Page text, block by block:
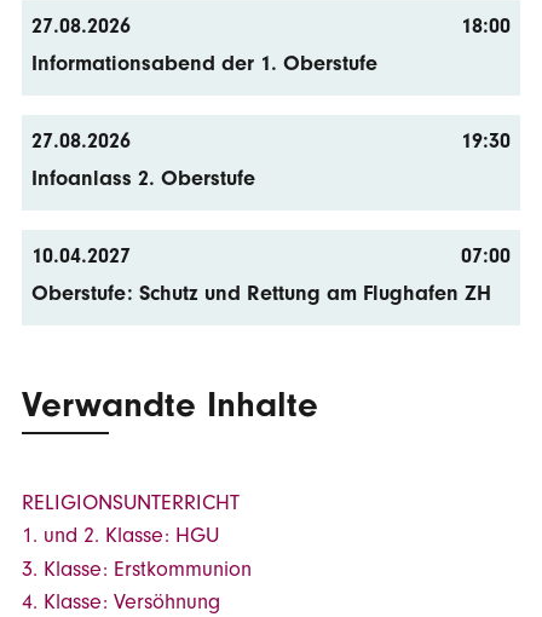
27.08.2026
18:00
Informationsabend der 1. Oberstufe
27.08.2026
19:30
Infoanlass 2. Oberstufe
10.04.2027
07:00
Oberstufe: Schutz und Rettung am Flughafen ZH
Verwandte Inhalte
RELIGIONSUNTERRICHT
1. und 2. Klasse: HGU
3. Klasse: Erstkommunion
4. Klasse: Versöhnung